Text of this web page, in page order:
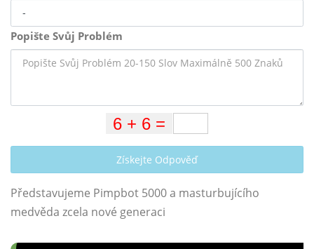
Popište Svůj Problém
Získejte Odpověď
Představujeme Pimpbot 5000 a masturbujícího
medvěda zcela nové generaci